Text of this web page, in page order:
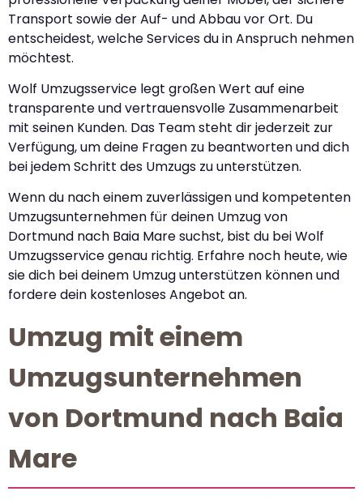
Transport sowie der Auf- und Abbau vor Ort. Du
entscheidest, welche Services du in Anspruch nehmen
möchtest.
Wolf Umzugsservice legt großen Wert auf eine
transparente und vertrauensvolle Zusammenarbeit
mit seinen Kunden. Das Team steht dir jederzeit zur
Verfügung, um deine Fragen zu beantworten und dich
bei jedem Schritt des Umzugs zu unterstützen.
Wenn du nach einem zuverlässigen und kompetenten
Umzugsunternehmen für deinen Umzug von
Dortmund nach Baia Mare suchst, bist du bei Wolf
Umzugsservice genau richtig. Erfahre noch heute, wie
sie dich bei deinem Umzug unterstützen können und
fordere dein kostenloses Angebot an.
Umzug mit einem
Umzugsunternehmen
von Dortmund nach Baia
Mare